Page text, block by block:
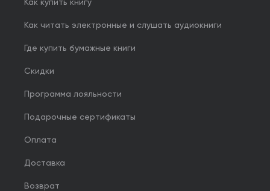
Как купить книгу
Как читать электронные и слушать аудиокниги
Где купить бумажные книги
Скидки
Программа лояльности
Подарочные сертификаты
Оплата
Доставка
Возврат